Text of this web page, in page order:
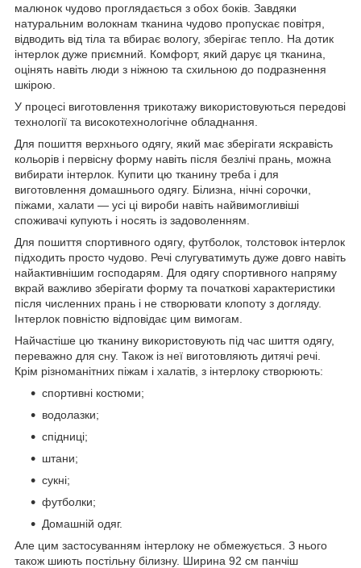
малюнок чудово проглядається з обох боків. Завдяки
натуральним волокнам тканина чудово пропускає повітря,
відводить від тіла та вбирає вологу, зберігає тепло. На дотик
інтерлок дуже приємний. Комфорт, який дарує ця тканина,
оцінять навіть люди з ніжною та схильною до подразнення
шкірою.
У процесі виготовлення трикотажу використовуються передові
технології та високотехнологічне обладнання.
Для пошиття верхнього одягу, який має зберігати яскравість
кольорів і первісну форму навіть після безлічі прань, можна
вибирати інтерлок. Купити цю тканину треба і для
виготовлення домашнього одягу. Білизна, нічні сорочки,
піжами, халати — усі ці вироби навіть найвимогливіші
споживачі купують і носять із задоволенням.
Для пошиття спортивного одягу, футболок, толстовок інтерлок
підходить просто чудово. Речі слугуватимуть дуже довго навіть
найактивнішим господарям. Для одягу спортивного напряму
вкрай важливо зберігати форму та початкові характеристики
після численних прань і не створювати клопоту з догляду.
Інтерлок повністю відповідає цим вимогам.
Найчастіше цю тканину використовують під час шиття одягу,
переважно для сну. Також із неї виготовляють дитячі речі.
Крім різноманітних піжам і халатів, з інтерлоку створюють:
спортивні костюми;
водолазки;
спідниці;
штани;
сукні;
футболки;
Домашній одяг.
Але цим застосуванням інтерлоку не обмежується. З нього
також шиють постільну білизну. Ширина 92 см панчіш